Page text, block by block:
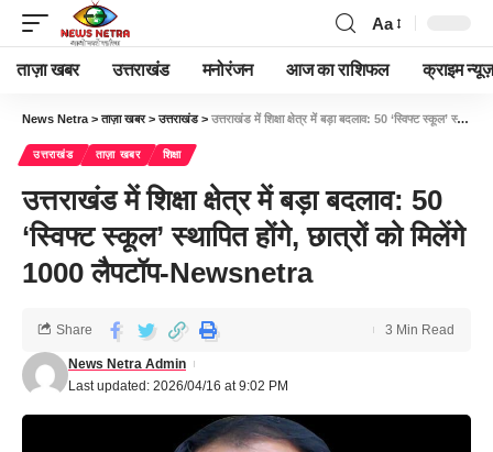
Aa
ताज़ा खबर उत्तराखंड मनोरंजन आज का राशिफल क्राइम न्यूज़
News Netra >ताज़ा खबर>उत्तराखंड> उत्तराखंड में शिक्षा क्षेत्र में बड़ा बदलाव: 50 ‘स्विफ्ट स्कूल’ स्थापित होंगे, छात्रों को मिलेंगे 1000 लैपटॉप-Newsnetra
उत्तराखंड ताज़ा खबर शिक्षा
उत्तराखंड में शिक्षा क्षेत्र में बड़ा बदलाव: 50
‘स्विफ्ट स्कूल’ स्थापित होंगे, छात्रों को मिलेंगे
1000 लैपटॉप-Newsnetra
Last updated: 2026/04/16 at 9:02 PM
News Netra Admin
Share 3 Min Read